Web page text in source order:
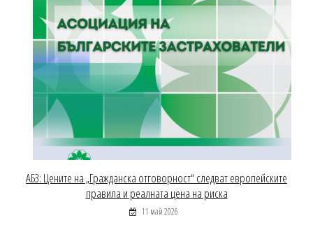
АБЗ: Цените на „Гражданска отговорност“ следват европейските
правила и реалната цена на риска
11 май 2026